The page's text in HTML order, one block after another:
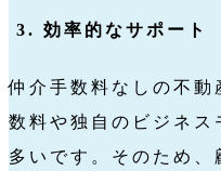
3. 効率的なサポート
仲介手数料なしの不動
数料や独自のビジネス
多いです。そのため、